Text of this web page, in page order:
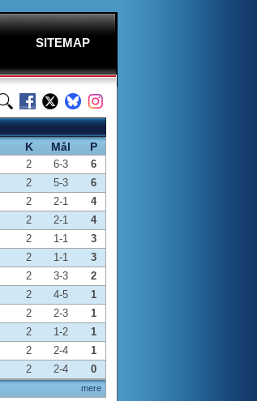
SITEMAP
K
Mål P
mere
2 6-3
6
2 5-3
6
2 2-1
4
2 2-1
4
2 1-1
3
2 1-1
3
2 3-3
2
2 4-5
1
2 2-3
1
2 1-2
1
2 2-4
1
2 2-4 0